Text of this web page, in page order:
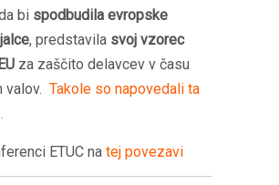
bi spodbudila evropske
, predstavila svoj vzorec
za zaščito delavcev v času
valov. Takole so napovedali ta
ETUC na tej povezavi